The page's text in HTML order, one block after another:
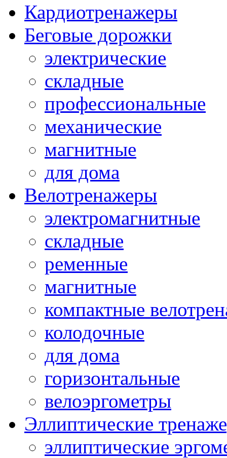
Кардиотренажеры
Беговые дорожки
электрические
складные
профессиональные
механические
магнитные
для дома
Велотренажеры
электромагнитные
складные
ременные
магнитные
компактные
колодочные
для дома
горизонтальные
велоэргометры
Эллиптические
эллиптические